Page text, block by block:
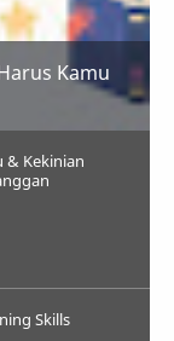
Kamu
& Kekinian
Skills